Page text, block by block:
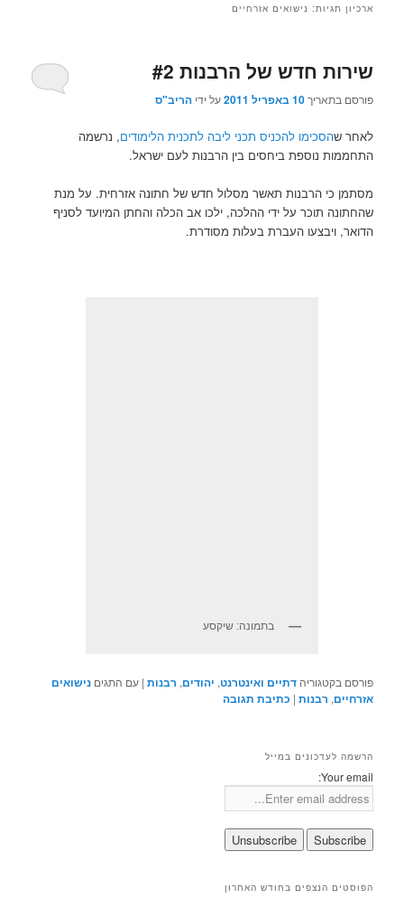
ארכיון תגיות: נישואים אזרחיים
שירות חדש של הרבנות #2
פורסם בתאריך10 באפריל 2011 על ידיהריב"ס
לאחר שהסכימו להכניס תכני ליבה לתכנית הלימודים, נרשמה
התחממות נוספת ביחסים בין הרבנות לעם ישראל.
מסתמן כי הרבנות תאשר מסלול חדש של חתונה אזרחית. על מנת
שהחתונה תוכר על ידי ההלכה, ילכו אב הכלה והחתן המיועד לסניף
הדואר, ויבצעו העברת בעלות מסודרת.
בתמונה: שיקסע
פורסם בקטגוריה דתיים ואינטרנט, יהודים, רבנות |עם התגים נישואים
אזרחיים, רבנות | כתיבת תגובה
הרשמה לעדכונים במייל
Your email:
הפוסטים הנצפים בחודש האחרון